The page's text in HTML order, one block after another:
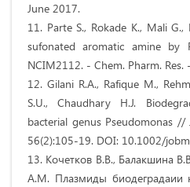
June 2017.
11. Parte S., Rokade K., Mali
sufonated aromatic amine by
NCIM2112. - Chem. Pharm.
12. Gilani R.A., Rafique M.,
S.U., Chaudhary H.J.
bacterial genus Pseudomonas
56(2):105-19. DOI: 10.1002/
13. Кочетков В.В., Балакшина
А.М. Плазмиды биодеградаии